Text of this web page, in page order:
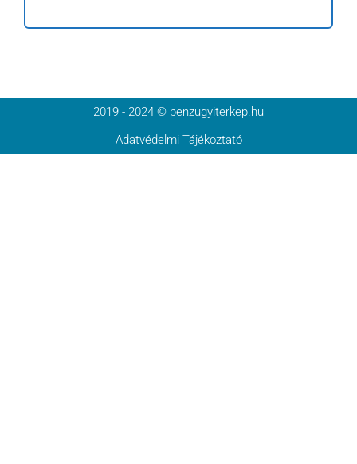
2019 - 2024 © penzugyiterkep.hu
Adatvédelmi Tájékoztató